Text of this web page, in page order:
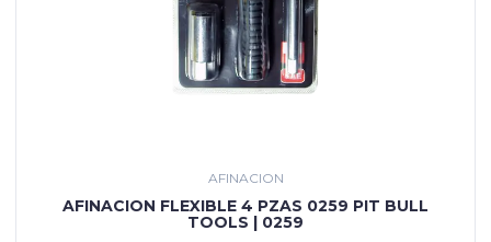
AFINACION
AFINACION FLEXIBLE 4 PZAS 0259 PIT BULL
TOOLS | 0259